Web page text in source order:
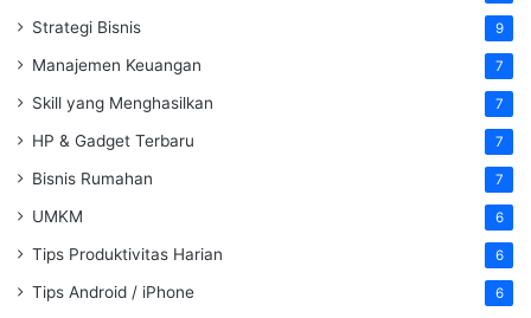
Strategi Bisnis 9
Manajemen Keuangan 7
Skill yang Menghasilkan 7
HP & Gadget Terbaru 7
Bisnis Rumahan 7
UMKM 6
Tips Produktivitas Harian 6
Tips Android / iPhone 6